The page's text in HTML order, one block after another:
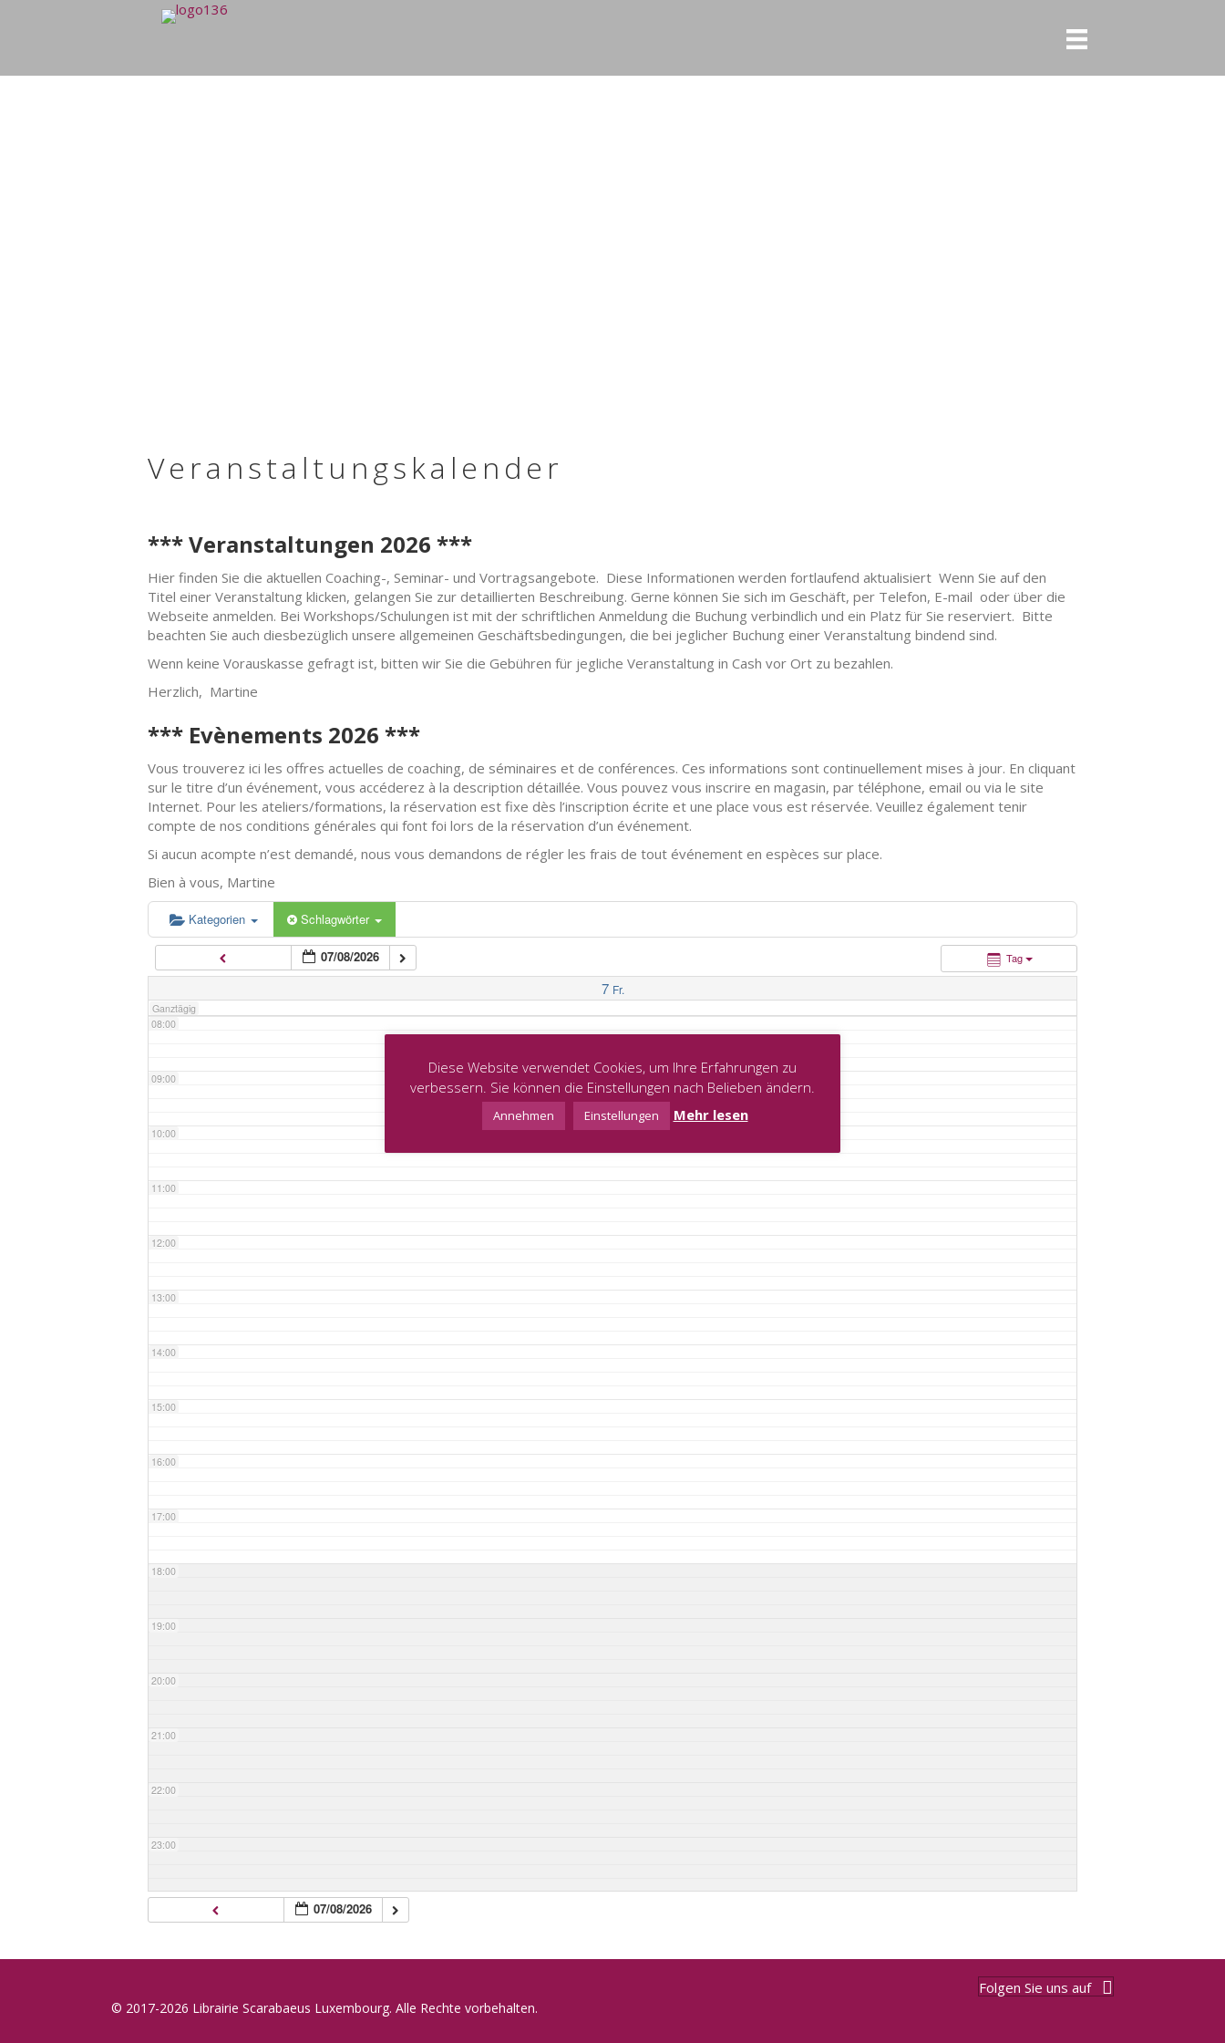
Veranstaltungskalender
*** Veranstaltungen 2026 ***
Hier finden Sie die aktuellen Coaching-, Seminar- und Vortragsangebote. Diese Informationen werden fortlaufend aktualisiert Wenn Sie auf den
Titel einer Veranstaltung klicken, gelangen Sie zur detaillierten Beschreibung. Gerne können Sie sich im Geschäft, per Telefon, E-mail oder über die
Webseite anmelden. Bei Workshops/Schulungen ist mit der schriftlichen Anmeldung die Buchung verbindlich und ein Platz für Sie reserviert. Bitte
beachten Sie auch diesbezüglich unsere allgemeinen Geschäftsbedingungen, die bei jeglicher Buchung einer Veranstaltung bindend sind.
Wenn keine Vorauskasse gefragt ist, bitten wir Sie die Gebühren für jegliche Veranstaltung in Cash vor Ort zu bezahlen.
Herzlich, Martine
*** Evènements 2026 ***
Vous trouverez ici les offres actuelles de coaching, de séminaires et de conférences. Ces informations sont continuellement mises à jour. En cliquant
sur le titre d’un événement, vous accéderez à la description détaillée. Vous pouvez vous inscrire en magasin, par téléphone, email ou via le site
Internet. Pour les ateliers/formations, la réservation est fixe dès l’inscription écrite et une place vous est réservée. Veuillez également tenir
compte de nos conditions générales qui font foi lors de la réservation d’un événement.
Si aucun acompte n’est demandé, nous vous demandons de régler les frais de tout événement en espèces sur place.
Bien à vous, Martine
Kategorien Schlagwörter
Tag
07/08/2026
7 Fr.
Ganztägig
00:00
01:00
02:00
04:00
05:00
06:00
07:00
08:00
09:00
10:00
11:00
12:00
13:00
14:00
15:00
16:00
17:00
18:00
19:00
20:00
21:00
22:00
23:00
07/08/2026
© 2017-2026 Librairie Scarabaeus Luxembourg. Alle Rechte vorbehalten.
Folgen Sie uns auf
Diese Website verwendet Cookies, um Ihre Erfahrungen zu
verbessern. Sie können die Einstellungen nach Belieben ändern.
Annehmen Einstellungen Mehr lesen